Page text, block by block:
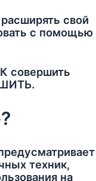
свой
с помощью
совершить
техник,
на